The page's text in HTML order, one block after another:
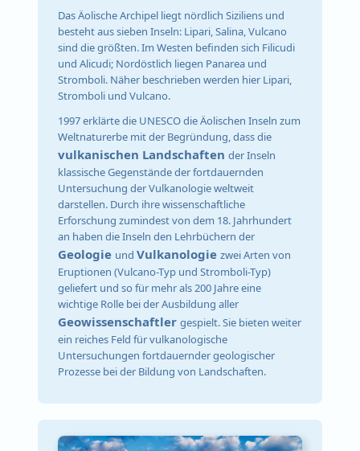
Das Äolische Archipel liegt nördlich Siziliens und
besteht aus sieben Inseln: Lipari, Salina, Vulcano
sind die größten. Im Westen befinden sich Filicudi
und Alicudi; Nordöstlich liegen Panarea und
Stromboli. Näher beschrieben werden hier Lipari,
Stromboli und Vulcano.
1997 erklärte die UNESCO die Äolischen Inseln zum
Weltnaturerbe mit der Begründung, dass die
vulkanischen Landschaftender Inseln
klassische Gegenstände der fortdauernden
Untersuchung der Vulkanologie weltweit
darstellen. Durch ihre wissenschaftliche
Erforschung zumindest von dem 18. Jahrhundert
an haben die Inseln den Lehrbüchern der
Geologie undVulkanologiezwei Arten von
Eruptionen (Vulcano-Typ und Stromboli-Typ)
geliefert und so für mehr als 200 Jahre eine
wichtige Rolle bei der Ausbildung aller
Geowissenschaftlergespielt. Sie bieten weiter
ein reiches Feld für vulkanologische
Untersuchungen fortdauernder geologischer
Prozesse bei der Bildung von Landschaften.